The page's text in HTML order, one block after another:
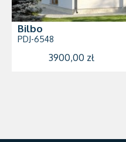
Bilbo
PDJ-6548
3900,00 zł